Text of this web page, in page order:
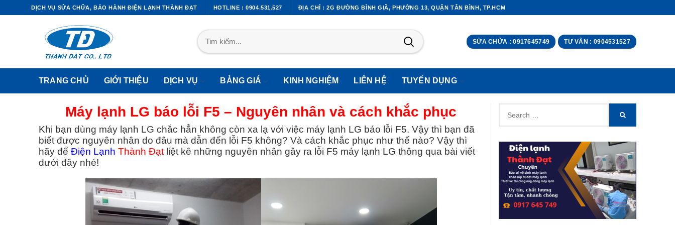
DỊCH VỤ SỬA CHỮA, BẢO HÀNH ĐIỆN LẠNH THÀNH ĐẠT HOTLINE : 0904.531.527 ĐỊA CHỈ : 2G ĐƯỜNG BÌNH GIÃ, PHƯỜNG 13, QUẬN TÂN BÌNH, TP.HCM
SỬA CHỮA : 0917645749 TƯ VẤN : 0904531527
TRANG CHỦ GIỚI THIỆU DỊCH VỤ BẢNG GIÁ KINH NGHIỆM LIÊN HỆ TUYỂN DỤNG
Máy lạnh LG báo lỗi F5 – Nguyên nhân và cách khắc phục
Khi bạn dùng máy lạnh LG chắc hẳn không còn xa lạ với việc máy lạnh LG báo lỗi F5. Vậy thì bạn đã
biết được nguyên nhân do đâu mà dẫn đến lỗi F5 không? Và cách khắc phục như thế nào? Vậy thì
hãy để Điện Lạnh Thành Đạt liệt kê những nguyên nhân gây ra lỗi F5 máy lạnh LG thông qua bài viết
dưới đây nhé!
for:
SEARCH
CÔNG ỐNG ĐỒNG MÁY LẠNH
Công Ống Đồng Máy Lạnh
Công Ống Đồng Máy Lạnh
DỊCH VỤ SỬA TỦ LẠNH
Sửa Tủ Lạnh Quận 2
Sửa Tủ Lạnh Quận 3